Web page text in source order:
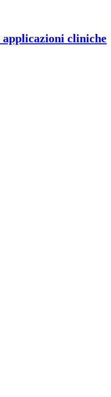
applicazioni cliniche